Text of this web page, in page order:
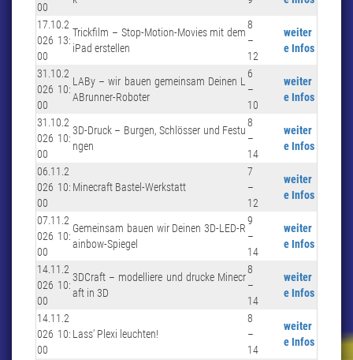
00
17.10.2
026 13:
00
Trickfilm – Stop-Motion-Movies mit dem
iPad erstellen
8
–
12
weiter
e Infos
31.10.2
026 10:
00
LABy – wir bauen gemeinsam Deinen L
ABrunner-Roboter
6
–
10
weiter
e Infos
31.10.2
026 10:
00
3D-Druck – Burgen, Schlösser und Festu
ngen
8
–
14
weiter
e Infos
06.11.2
026 10:
00
Minecraft Bastel-Werkstatt
7
–
12
weiter
e Infos
07.11.2
026 10:
00
Gemeinsam bauen wir Deinen 3D-LED-R
ainbow-Spiegel
9
–
14
weiter
e Infos
14.11.2
026 10:
00
3DCraft – modelliere und drucke Minecr
aft in 3D
8
–
14
weiter
e Infos
14.11.2
026 10:
00
Lass‘ Plexi leuchten!
8
–
14
weiter
e Infos